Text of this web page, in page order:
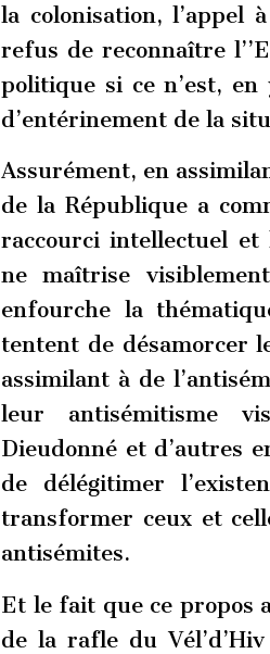
la colonisation, l’appel
refus de reconnaître
politique si ce n’est,
d’entérinement de la
Assurément, en
de la République a
raccourci intellectuel
ne maîtrise
enfourche la
tentent de désamorcer
assimilant à de
leur antisémitisme
Dieudonné et d’autres
de délégitimer
transformer ceux et
antisémites.
Et le fait que ce propos
de la rafle du